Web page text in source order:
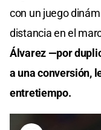
con un juego
distancia en el
Álvarez —por
a una conversión,
entretiempo.